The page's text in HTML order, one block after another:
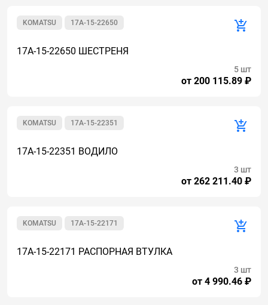
17A-15-22650
KOMATSU
17A-15-22650 ШЕСТРЕНЯ
от 200 115.89 ₽
5 шт
17A-15-22351
KOMATSU
17A-15-22351 ВОДИЛО
от 262 211.40 ₽
3 шт
17A-15-22171
KOMATSU
17A-15-22171 РАСПОРНАЯ ВТУЛКА
от 4 990.46 ₽
3 шт